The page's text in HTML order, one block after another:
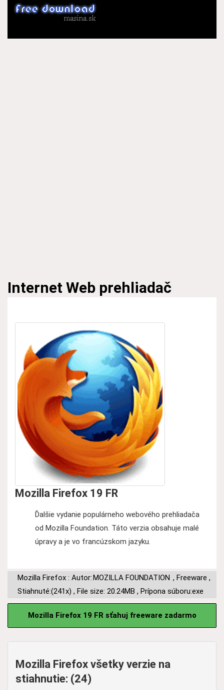
Internet Web prehliadač
Mozilla Firefox 19 FR
Ďalšie vydanie populárneho webového prehliadača
od Mozilla Foundation. Táto verzia obsahuje malé
úpravy a je vo francúzskom jazyku.
Mozilla Firefox : Autor:MOZILLA FOUNDATION , Freeware ,
Stiahnuté:(241x) , File size: 20.24MB , Prípona súboru:exe
Mozilla Firefox 19 FR sťahuj freeware zadarmo
Mozilla Firefox všetky verzie na
stiahnutie: (24)